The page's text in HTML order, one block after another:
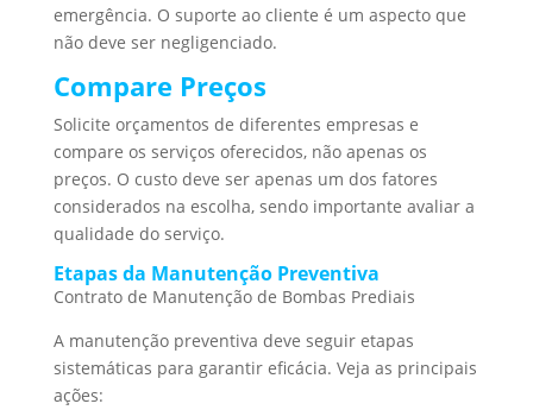
emergência. O suporte ao cliente é um aspecto que
não deve ser negligenciado.
Compare Preços
Solicite orçamentos de diferentes empresas e
compare os serviços oferecidos, não apenas os
preços. O custo deve ser apenas um dos fatores
considerados na escolha, sendo importante avaliar a
qualidade do serviço.
Etapas da Manutenção Preventiva
Contrato de Manutenção de Bombas Prediais
A manutenção preventiva deve seguir etapas
sistemáticas para garantir eficácia. Veja as principais
ações: